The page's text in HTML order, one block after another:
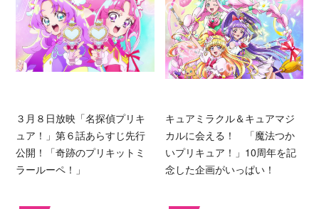
３月８日放映「名探偵プリキ
ュア！」第６話あらすじ先行
公開！「奇跡のプリキットミ
ラールーペ！」
キュアミラクル＆キュアマジ
カルに会える！ 「魔法つか
いプリキュア！」10周年を記
念した企画がいっぱい！